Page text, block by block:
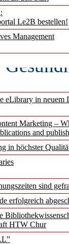
Le2B bestellen!
Management
eLibrary in neuem
Marketing –
and
in höchster
sind
erfolgreich
HTW Chur
(August